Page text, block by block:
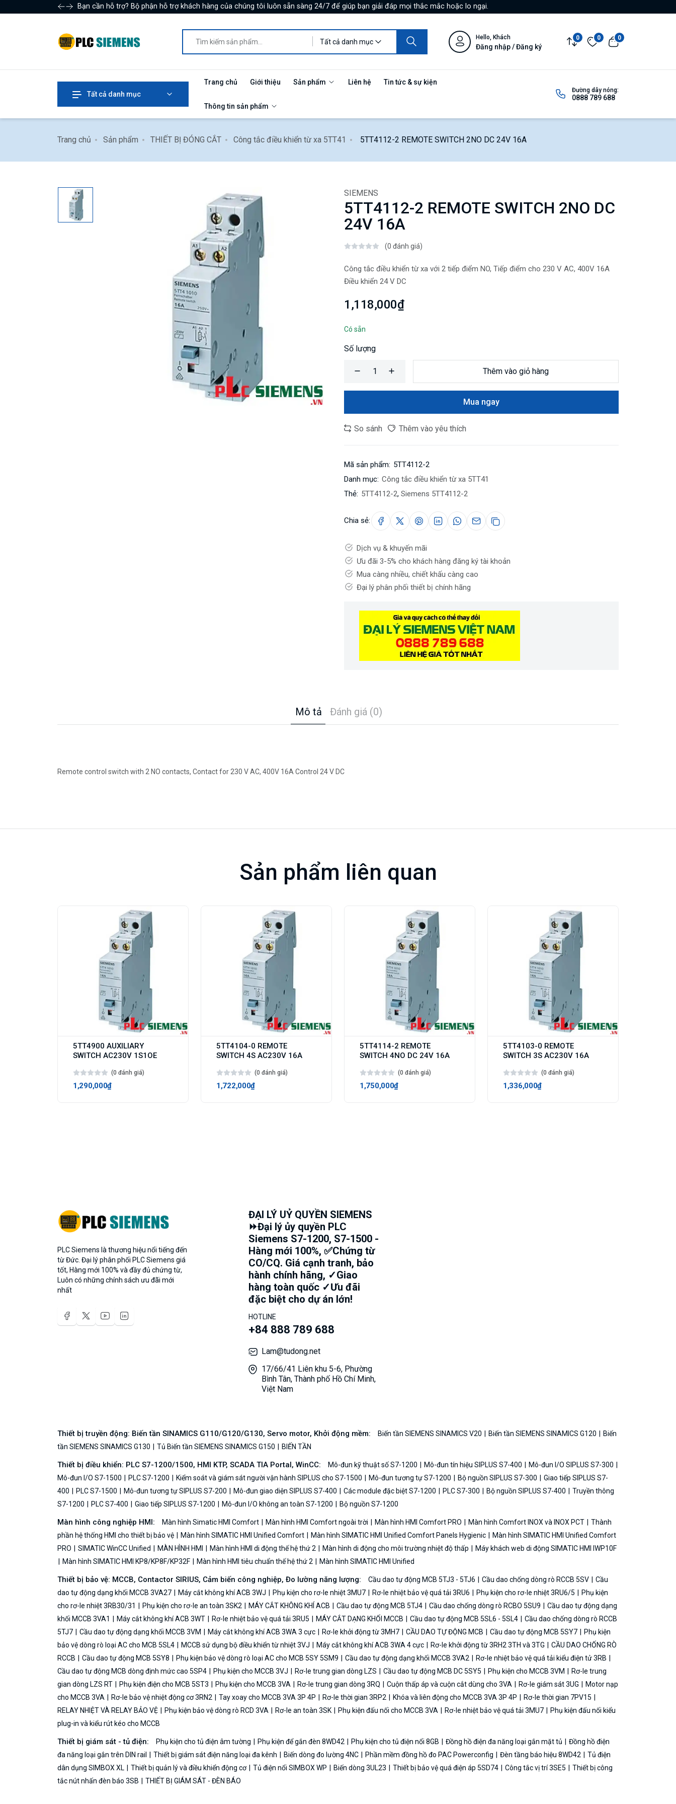
Bạn cần hỗ trợ? Bộ phận hỗ trợ khách hàng của chúng tôi luôn sẵn sàng 24/7 để giúp bạn giải đáp mọi thắc mắc hoặc lo ngại.
Tất cả danh mục
Hello, Khách
Đăng nhập / Đăng ký
0 0 0
Tất cả danh mục
Trang chủ Giới thiệu Sản phẩm Liên hệ Tin tức & sự kiện
Thông tin sản phẩm
Đường dây nóng:
0888 789 688
Trang chủ Sản phẩm THIẾT BỊ ĐÓNG CẮT Công tắc điều khiển từ xa 5TT41 5TT4112-2 REMOTE SWITCH 2NO DC 24V 16A
SIEMENS
5TT4112-2 REMOTE SWITCH 2NO DC
24V 16A
(0 đánh giá)
Công tắc điều khiển từ xa với 2 tiếp điểm NO, Tiếp điểm cho 230 V AC, 400V 16A
Điều khiển 24 V DC
1,118,000₫
Có sẵn
Số lượng
Thêm vào giỏ hàng
Mua ngay
So sánh Thêm vào yêu thích
Mã sản phẩm: 5TT4112-2
Danh mục: Công tắc điều khiển từ xa 5TT41
Thẻ: 5TT4112-2, Siemens 5TT4112-2
Chia sẻ:
Dịch vụ & khuyến mãi
Ưu đãi 3-5% cho khách hàng đăng ký tài khoản
Mua càng nhiều, chiết khấu càng cao
Đại lý phân phối thiết bị chính hãng
Mô tả Đánh giá (0)
Remote control switch with 2 NO contacts, Contact for 230 V AC, 400V 16A Control 24 V DC
Sản phẩm liên quan
5TT4900 AUXILIARY
SWITCH AC230V 1S1OE
(0 đánh giá)
1,290,000₫
5TT4104-0 REMOTE
SWITCH 4S AC230V 16A
(0 đánh giá)
1,722,000₫
5TT4114-2 REMOTE
SWITCH 4NO DC 24V 16A
(0 đánh giá)
1,750,000₫
5TT4103-0 REMOTE
SWITCH 3S AC230V 16A
(0 đánh giá)
1,336,000₫
PLC Siemens là thương hiệu nổi tiếng đến
từ Đức. Đại lý phân phối PLC Siemens giá
tốt, Hàng mới 100% và đầy đủ chứng từ,
Luôn có những chính sách ưu đãi mới
nhất
ĐẠI LÝ UỶ QUYỀN SIEMENS
⏩Đại lý ủy quyền PLC
Siemens S7-1200, S7-1500 -
Hàng mới 100%, ✅Chứng từ
CO/CQ. Giá cạnh tranh, bảo
hành chính hãng, ✓Giao
hàng toàn quốc ✓Ưu đãi
đặc biệt cho dự án lớn!
HOTLINE
+84 888 789 688
Lam@tudong.net
17/66/41 Liên khu 5-6, Phường
Bình Tân, Thành phố Hồ Chí Minh,
Việt Nam
Thiết bị truyền động: Biến tần SINAMICS G110/G120/G130, Servo motor, Khởi động mềm: Biến tần SIEMENS SINAMICS V20 Biến tần SIEMENS SINAMICS G120
Biến
tần SIEMENS SINAMICS G130
Tủ Biến tần SIEMENS SINAMICS G150 BIẾN TẦN
Thiết bị điều khiển: PLC S7-1200/1500, HMI KTP, SCADA TIA Portal, WinCC: Mô-đun kỹ thuật số S7-1200 Mô-đun tín hiệu SIPLUS S7-400
Mô-đun I/O SIPLUS S7-300
Mô-đun I/O S7-1500
PLC S7-1200 Kiểm soát và giám sát người vận hành SIPLUS cho S7-1500 Mô-đun tương tự S7-1200 Bộ nguồn SIPLUS S7-300
Giao tiếp SIPLUS S7-
400
PLC S7-1500 Mô-đun tương tự SIPLUS S7-200 Mô-đun giao diện SIPLUS S7-400 Các module đặc biệt S7-1200 PLC S7-300 Bộ nguồn SIPLUS S7-400
Truyền thông
S7-1200
PLC S7-400 Giao tiếp SIPLUS S7-1200 Mô-đun I/O không an toàn S7-1200 Bộ nguồn S7-1200
Màn hình công nghiệp HMI: Màn hình Simatic HMI Comfort Màn hình HMI Comfort ngoài trời Màn hình HMI Comfort PRO Màn hình Comfort INOX và INOX PCT
Thành
phần hệ thống HMI cho thiết bị bảo vệ
Màn hình SIMATIC HMI Unified Comfort Màn hình SIMATIC HMI Unified Comfort Panels Hygienic
Màn hình SIMATIC HMI Unified Comfort
PRO
SIMATIC WinCC Unified MÀN HÌNH HMI Màn hình HMI di động thế hệ thứ 2 Màn hình di động cho môi trường nhiệt độ thấp
Máy khách web di động SIMATIC HMI IWP10F
Màn hình SIMATIC HMI KP8/KP8F/KP32F
Màn hình HMI tiêu chuẩn thế hệ thứ 2 Màn hình SIMATIC HMI Unified
Thiết bị bảo vệ: MCCB, Contactor SIRIUS, Cảm biến công nghiệp, Đo lường năng lượng: Cầu dao tự động MCB 5TJ3 - 5TJ6 Cầu dao chống dòng rò RCCB 5SV
Cầu
dao tự động dạng khối MCCB 3VA27
Máy cắt không khí ACB 3WJ Phụ kiện cho rơ-le nhiệt 3MU7 Rơ-le nhiệt bảo vệ quá tải 3RU6 Phụ kiện cho rơ-le nhiệt 3RU6/5
Phụ kiện
cho rơ-le nhiệt 3RB30/31
Phụ kiện cho rơ-le an toàn 3SK2 MÁY CẮT KHÔNG KHÍ ACB Cầu dao tự động MCB 5TJ4 Cầu dao chống dòng rò RCBO 5SU9
Cầu dao tự động dạng
khối MCCB 3VA1
Máy cắt không khí ACB 3WT Rơ-le nhiệt bảo vệ quá tải 3RU5 MÁY CẮT DẠNG KHỐI MCCB Cầu dao tự động MCB 5SL6 - 5SL4
Cầu dao chống dòng rò RCCB
5TJ7
Cầu dao tự động dạng khối MCCB 3VM Máy cắt không khí ACB 3WA 3 cực Rơ-le khởi động từ 3MH7 CẦU DAO TỰ ĐỘNG MCB Cầu dao tự động MCB 5SY7
Phụ kiện
bảo vệ dòng rò loại AC cho MCB 5SL4
MCCB sử dụng bộ điều khiển từ nhiệt 3VJ Máy cắt không khí ACB 3WA 4 cực Rơ-le khởi động từ 3RH2 3TH và 3TG
CẦU DAO CHỐNG RÒ
RCCB
Cầu dao tự động MCB 5SY8 Phụ kiện bảo vệ dòng rò loại AC cho MCB 5SY 5SM9 Cầu dao tự động dạng khối MCCB 3VA2
Rơ-le nhiệt bảo vệ quá tải kiểu điện tử 3RB
Cầu dao tự động MCB dòng định mức cao 5SP4
Phụ kiện cho MCCB 3VJ Rơ-le trung gian dòng LZS Cầu dao tự động MCB DC 5SY5 Phụ kiện cho MCCB 3VM
Rơ-le trung
gian dòng LZS RT
Phụ kiện điện cho MCB 5ST3 Phụ kiện cho MCCB 3VA Rơ-le trung gian dòng 3RQ Cuộn thấp áp và cuộn cắt dùng cho 3VA Rơ-le giám sát 3UG
Motor nạp
cho MCCB 3VA
Rơ-le bảo vệ nhiệt động cơ 3RN2 Tay xoay cho MCCB 3VA 3P 4P Rơ-le thời gian 3RP2 Khóa và liên động cho MCCB 3VA 3P 4P
Rơ-le thời gian 7PV15
RELAY NHIỆT VÀ RELAY BẢO VỆ
Phụ kiện bảo vệ dòng rò RCD 3VA Rơ-le an toàn 3SK Phụ kiện đấu nối cho MCCB 3VA Rơ-le nhiệt bảo vệ quá tải 3MU7
Phụ kiện đấu nối kiểu
plug-in và kiểu rút kéo cho MCCB
Thiết bị giám sát - tủ điện: Phụ kiện cho tủ điện âm tường Phụ kiện để gắn đèn 8WD42 Phụ kiện cho tủ điện nổi 8GB Đồng hồ điện đa năng loại gắn mặt tủ
Đồng hồ điện
đa năng loại gắn trên DIN rail
Thiết bị giám sát điện năng loại đa kênh Biến dòng đo lường 4NC Phần mềm đồng hồ đo PAC Powerconfig Đèn tầng báo hiệu 8WD42
Tủ điện
dân dụng SIMBOX XL
Thiết bị quản lý và điều khiển động cơ Tủ điện nổi SIMBOX WP Biến dòng 3UL23 Thiết bị bảo vệ quá điện áp 5SD74 Công tắc vị trí 3SE5
Thiết bị công
tắc nút nhấn đèn báo 3SB
THIẾT BỊ GIÁM SÁT - ĐÈN BÁO